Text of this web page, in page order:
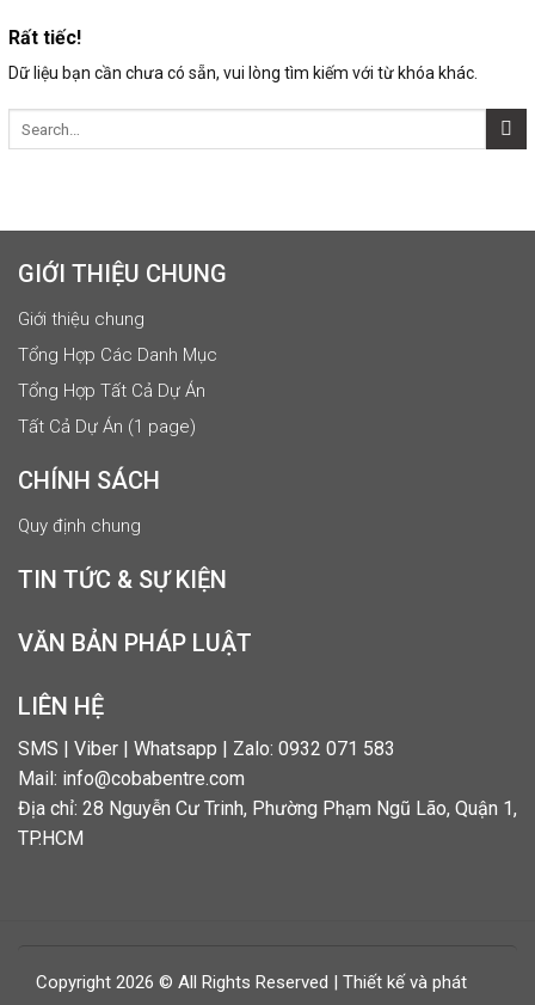
Rất tiếc!
Dữ liệu bạn cần chưa có sẵn, vui lòng tìm kiếm với từ khóa khác.
GIỚI THIỆU CHUNG
Giới thiệu chung
Tổng Hợp Các Danh Mục
Tổng Hợp Tất Cả Dự Án
Tất Cả Dự Án (1 page)
CHÍNH SÁCH
Quy định chung
TIN TỨC & SỰ KIỆN
VĂN BẢN PHÁP LUẬT
LIÊN HỆ
SMS | Viber | Whatsapp | Zalo: 0932 071 583
Mail: info@cobabentre.com
Địa chỉ: 28 Nguyễn Cư Trinh, Phường Phạm Ngũ Lão, Quận 1,
TP.HCM
Copyright 2026 © All Rights Reserved | Thiết kế và phát